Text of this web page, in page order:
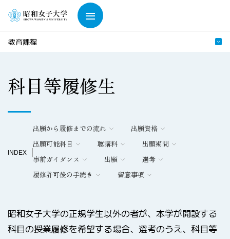
教育課程
科目等履修生
INDEX
出願から履修までの流れ
出願資格
出願可能科目
聴講料
出願期間
事前ガイダンス
出願
選考
履修許可後の手続き
留意事項
昭和女子大学の正規学生以外の者が、本学が開設する
科目の授業履修を希望する場合、選考のうえ、科目等